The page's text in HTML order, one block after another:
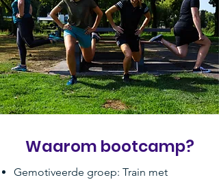
Waarom bootcamp?
Gemotiveerde groep: Train met